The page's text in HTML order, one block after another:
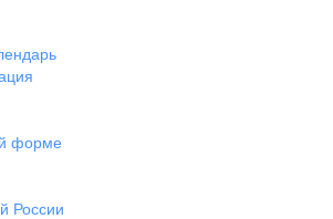
форме
России